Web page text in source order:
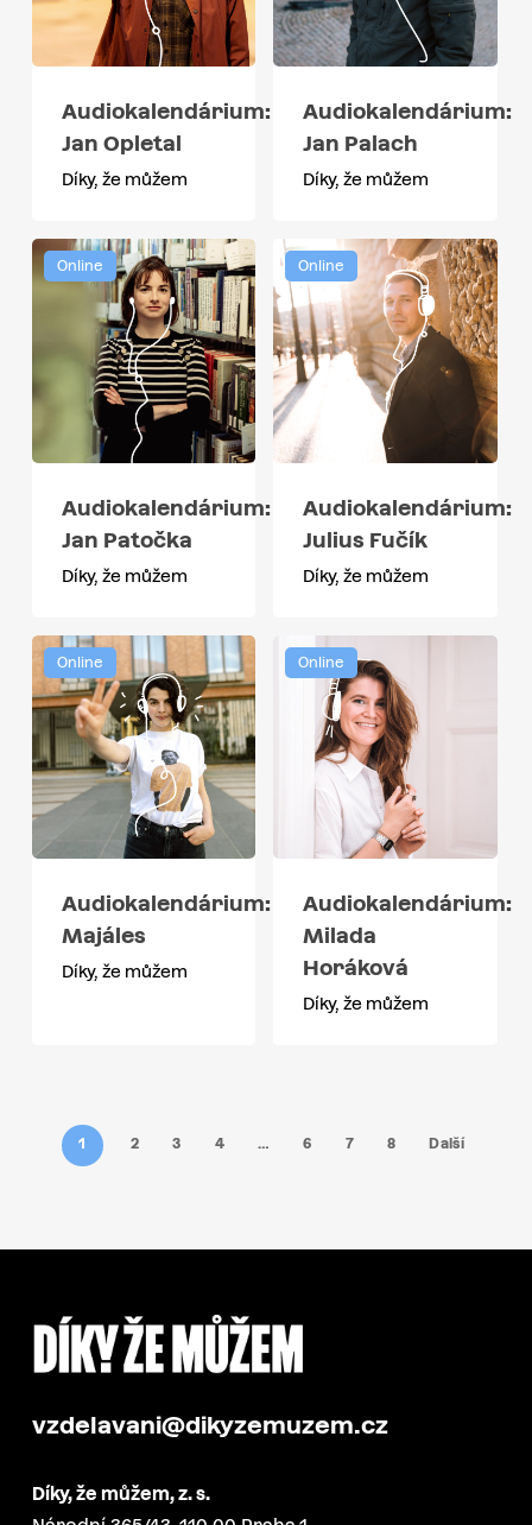
Audiokalendárium:
Jan Opletal
Díky, že můžem
Audiokalendárium:
Jan Palach
Díky, že můžem
Online
Audiokalendárium:
Jan Patočka
Díky, že můžem
Online
Audiokalendárium:
Julius Fučík
Díky, že můžem
Online
Audiokalendárium:
Majáles
Díky, že můžem
Online
Audiokalendárium:
Milada
Horáková
Díky, že můžem
1 2 3 4 … 6 7 8 Další
vzdelavani@dikyzemuzem.cz
Díky, že můžem, z. s.